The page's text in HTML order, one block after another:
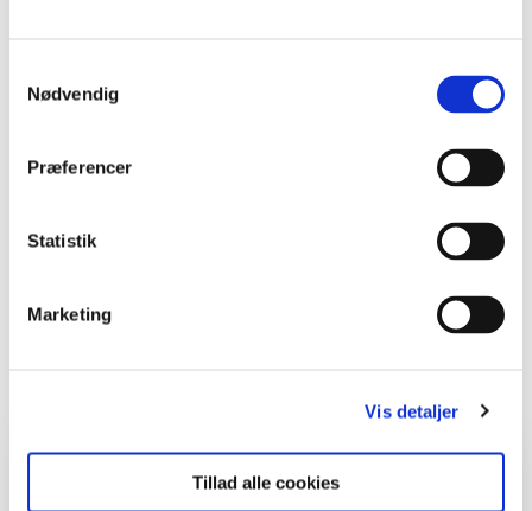
Nødvendig
Præferencer
Statistik
Marketing
Vis detaljer
Tillad alle cookies
Hvem, hvad, hvor